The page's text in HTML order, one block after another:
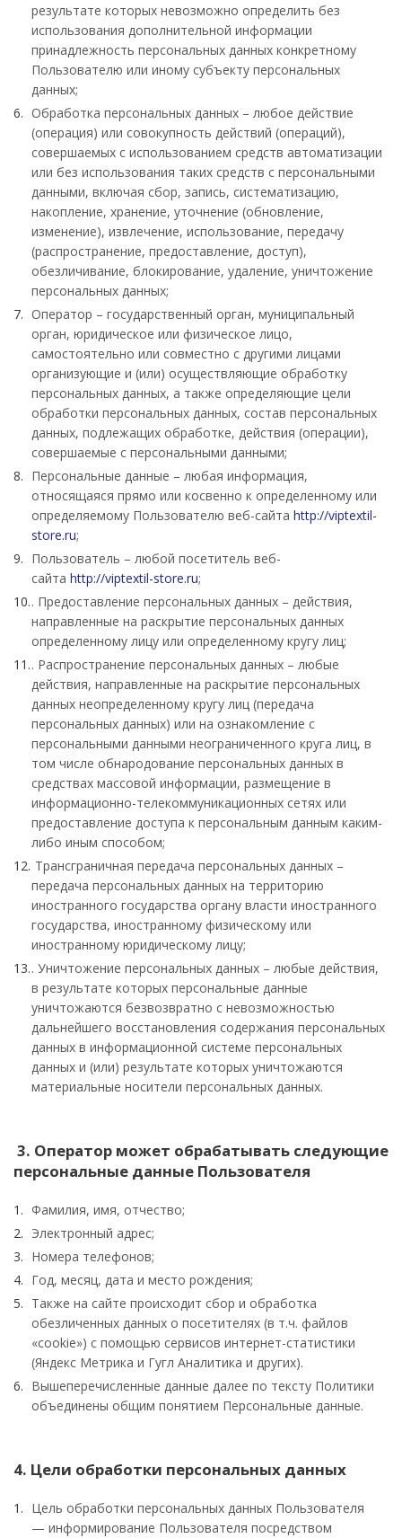
результате которых невозможно определить без
использования дополнительной информации
принадлежность персональных данных конкретному
Пользователю или иному субъекту персональных
данных;
Обработка персональных данных – любое действие
(операция) или совокупность действий (операций),
совершаемых с использованием средств автоматизации
или без использования таких средств с персональными
данными, включая сбор, запись, систематизацию,
накопление, хранение, уточнение (обновление,
изменение), извлечение, использование, передачу
(распространение, предоставление, доступ),
обезличивание, блокирование, удаление, уничтожение
персональных данных;
Оператор – государственный орган, муниципальный
орган, юридическое или физическое лицо,
самостоятельно или совместно с другими лицами
организующие и (или) осуществляющие обработку
персональных данных, а также определяющие цели
обработки персональных данных, состав персональных
данных, подлежащих обработке, действия (операции),
совершаемые с персональными данными;
Персональные данные – любая информация,
относящаяся прямо или косвенно к определенному или
определяемому Пользователю веб-сайта http://viptextil-
store.ru;
Пользователь – любой посетитель веб-
сайта http://viptextil-store.ru;
. Предоставление персональных данных – действия,
направленные на раскрытие персональных данных
определенному лицу или определенному кругу лиц;
. Распространение персональных данных – любые
действия, направленные на раскрытие персональных
данных неопределенному кругу лиц (передача
персональных данных) или на ознакомление с
персональными данными неограниченного круга лиц, в
том числе обнародование персональных данных в
средствах массовой информации, размещение в
информационно-телекоммуникационных сетях или
предоставление доступа к персональным данным каким-
либо иным способом;
Трансграничная передача персональных данных –
передача персональных данных на территорию
иностранного государства органу власти иностранного
государства, иностранному физическому или
иностранному юридическому лицу;
. Уничтожение персональных данных – любые действия,
в результате которых персональные данные
уничтожаются безвозвратно с невозможностью
дальнейшего восстановления содержания персональных
данных в информационной системе персональных
данных и (или) результате которых уничтожаются
материальные носители персональных данных.
3. Оператор может обрабатывать следующие
персональные данные Пользователя
Фамилия, имя, отчество;
Электронный адрес;
Номера телефонов;
Год, месяц, дата и место рождения;
Также на сайте происходит сбор и обработка
обезличенных данных о посетителях (в т.ч. файлов
«cookie») с помощью сервисов интернет-статистики
(Яндекс Метрика и Гугл Аналитика и других).
Вышеперечисленные данные далее по тексту Политики
объединены общим понятием Персональные данные.
4. Цели обработки персональных данных
Цель обработки персональных данных Пользователя
— информирование Пользователя посредством